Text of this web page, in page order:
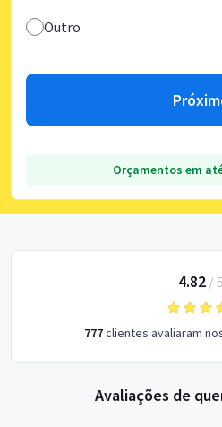
Outro
Orçamentos em
4.82/ 5
777clientes avaliaram
Avaliações de